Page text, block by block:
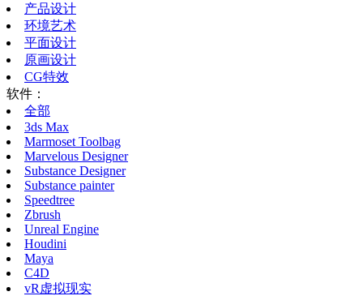
产品设计
环境艺术
平面设计
原画设计
CG特效
软件：
全部
3ds Max
Marmoset Toolbag
Marvelous Designer
Substance Designer
Substance painter
Speedtree
Zbrush
Unreal Engine
Houdini
Maya
C4D
vR虚拟现实